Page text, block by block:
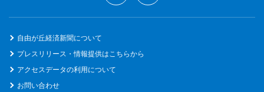
自由が丘経済新聞について
プレスリリース・情報提供はこちらから
アクセスデータの利用について
お問い合わせ